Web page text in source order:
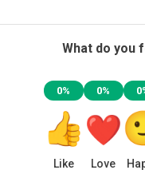
What do you
0%
Like
0%
Love